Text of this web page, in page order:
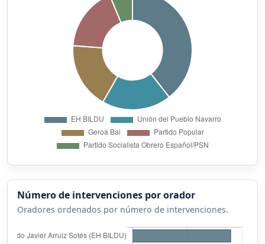
Número de intervenciones por orador
Oradores ordenados por número de intervenciones.